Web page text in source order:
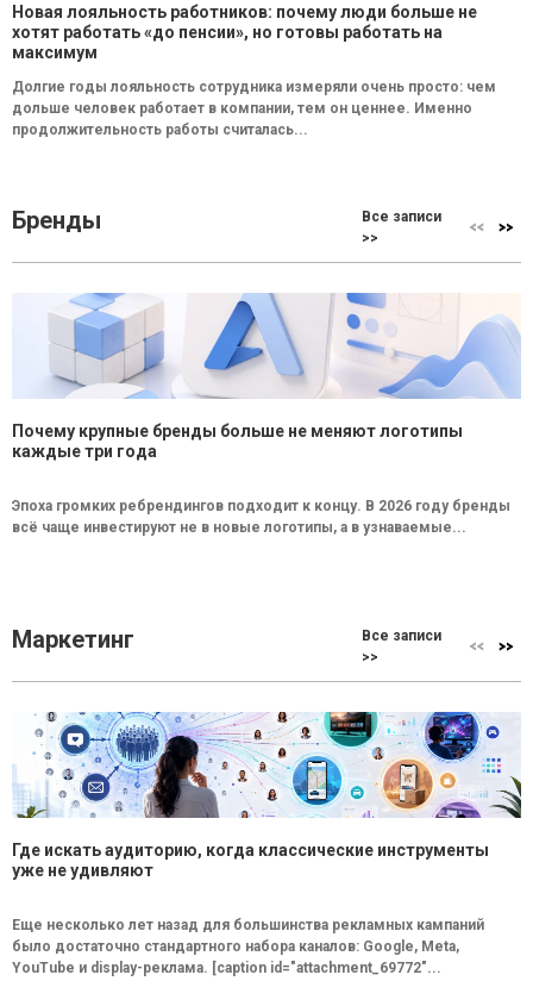
Новая лояльность работников: почему люди больше не
хотят работать «до пенсии», но готовы работать на
максимум
Долгие годы лояльность сотрудника измеряли очень просто: чем
дольше человек работает в компании, тем он ценнее. Именно
продолжительность работы считалась...
Бренды
Все записи
>>
Почему крупные бренды больше не меняют логотипы
каждые три года
Эпоха громких ребрендингов подходит к концу. В 2026 году бренды
всё чаще инвестируют не в новые логотипы, а в узнаваемые...
Маркетинг
Все записи
>>
Где искать аудиторию, когда классические инструменты
уже не удивляют
Еще несколько лет назад для большинства рекламных кампаний
было достаточно стандартного набора каналов: Google, Meta,
YouTube и display-реклама. [caption id="attachment_69772"...